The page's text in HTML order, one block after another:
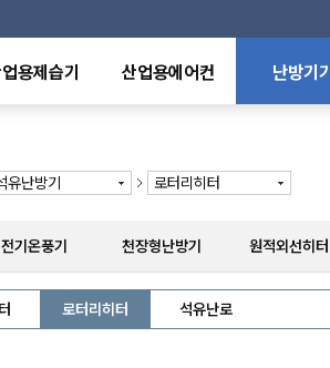
용제습기
,저온용제습기
용가습기
산업용에어컨
냉방전용에어컨
특수형에어컨
난방기기
라디에이터
석유난방기
열풍기
유난방기 로터리히터
전기온풍기 천장형난방기 원적외선히터
로터리히터 석유난로